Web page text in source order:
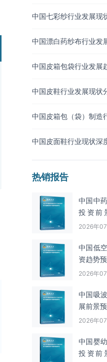
中国七彩纱行业发展现
中国漂白药纱布行业发
中国皮箱包袋行业发展
中国皮鞋行业发展现状
中国皮箱包（袋）制造
中国皮面鞋行业现状深
热销报告
中国中
投资前
年）
2026年
中国低
资趋势
2026年
中国吸
展前景
2026年
中国婴
投资前